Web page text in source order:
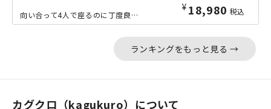
¥ 18,980 税込
向い合って4人で座るのに丁度良い、横幅1500mmの会議用テーブルです。オフィス...
ランキングをもっと見る →
カグクロ（kagukuro）について